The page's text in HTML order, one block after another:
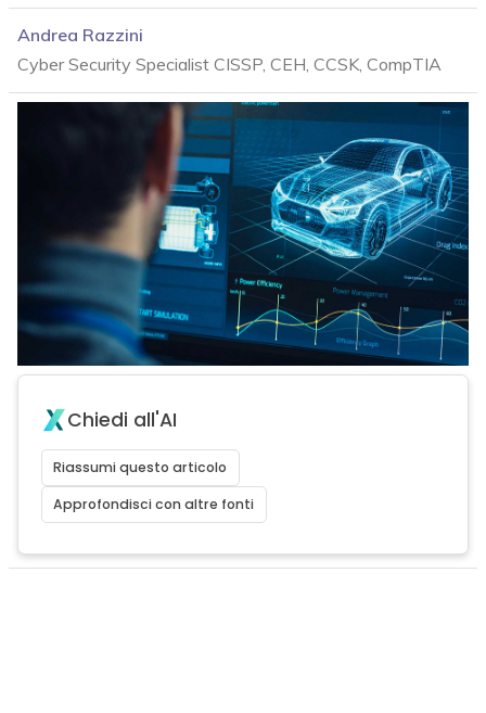
Andrea Razzini
Cyber Security Specialist CISSP, CEH, CCSK, CompTIA
Chiedi all'AI
Riassumi questo articolo
Approfondisci con altre fonti